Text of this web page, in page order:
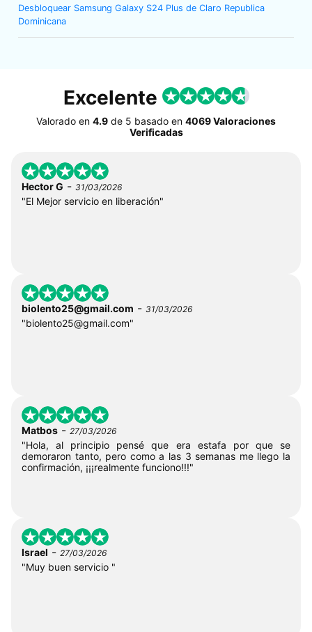
Desbloquear Samsung Galaxy S24 Plus de Claro Republica
Dominicana
Excelente
Valorado en 4.9 de 5 basado en 4069 Valoraciones
Verificadas
Hector G - 31/03/2026
"El Mejor servicio en liberación"
biolento25@gmail.com - 31/03/2026
"biolento25@gmail.com"
Matbos - 27/03/2026
"Hola, al principio pensé que era estafa por que se
demoraron tanto, pero como a las 3 semanas me llego la
confirmación, ¡¡¡realmente funciono!!!"
Israel - 27/03/2026
"Muy buen servicio "